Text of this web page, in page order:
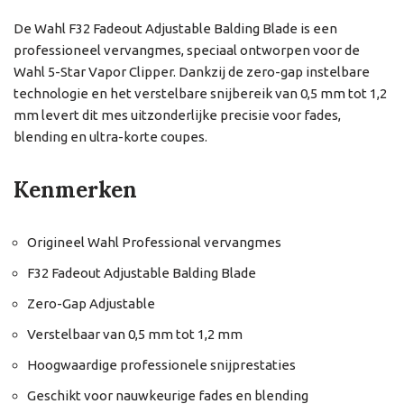
De Wahl F32 Fadeout Adjustable Balding Blade is een
professioneel vervangmes, speciaal ontworpen voor de
Wahl 5-Star Vapor Clipper. Dankzij de zero-gap instelbare
technologie en het verstelbare snijbereik van 0,5 mm tot 1,2
mm levert dit mes uitzonderlijke precisie voor fades,
blending en ultra-korte coupes.
Kenmerken
Origineel Wahl Professional vervangmes
F32 Fadeout Adjustable Balding Blade
Zero-Gap Adjustable
Verstelbaar van 0,5 mm tot 1,2 mm
Hoogwaardige professionele snijprestaties
Geschikt voor nauwkeurige fades en blending